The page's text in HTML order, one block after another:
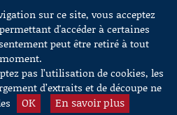
sur ce site, vous acceptez
d'accéder à certaines
peut être retiré à tout
moment.
pas l’utilisation de cookies, les
d’extraits et de découpe ne
OK En savoir plus